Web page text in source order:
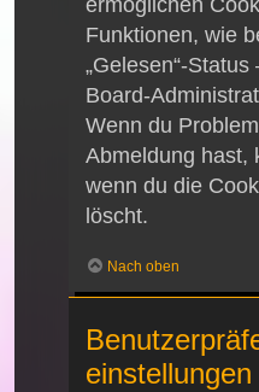
ermöglichen
Funktionen, wie
„Gelesen“-
Board-
Wenn du
Abmeldung hast,
wenn du die
löscht.
Nach oben
einstellungen